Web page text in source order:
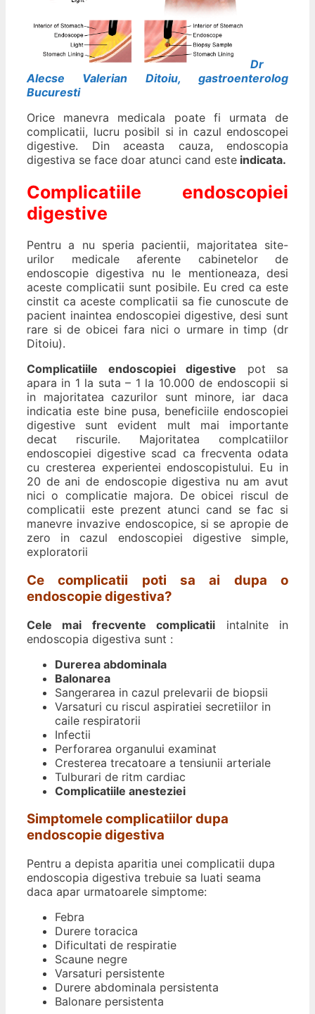
Dr
Alecse Valerian Ditoiu, gastroenterolog
Bucuresti
Orice manevra medicala poate fi urmata de
complicatii, lucru posibil si in cazul endoscopei
digestive. Din aceasta cauza, endoscopia
digestiva se face doar atunci cand este indicata.
Complicatiile endoscopiei
digestive
Pentru a nu speria pacientii, majoritatea site-
urilor medicale aferente cabinetelor de
endoscopie digestiva nu le mentioneaza, desi
aceste complicatii sunt posibile. Eu cred ca este
cinstit ca aceste complicatii sa fie cunoscute de
pacient inaintea endoscopiei digestive, desi sunt
rare si de obicei fara nici o urmare in timp (dr
Ditoiu).
Complicatiile endoscopiei digestive pot sa
apara in 1 la suta – 1 la 10.000 de endoscopii si
in majoritatea cazurilor sunt minore, iar daca
indicatia este bine pusa, beneficiile endoscopiei
digestive sunt evident mult mai importante
decat riscurile. Majoritatea complcatiilor
endoscopiei digestive scad ca frecventa odata
cu cresterea experientei endoscopistului. Eu in
20 de ani de endoscopie digestiva nu am avut
nici o complicatie majora. De obicei riscul de
complicatii este prezent atunci cand se fac si
manevre invazive endoscopice, si se apropie de
zero in cazul endoscopiei digestive simple,
exploratorii
Ce complicatii poti sa ai dupa o
endoscopie digestiva?
Cele mai frecvente complicatii intalnite in
endoscopia digestiva sunt :
Durerea abdominala
Balonarea
Sangerarea in cazul prelevarii de biopsii
Varsaturi cu riscul aspiratiei secretiilor in
caile respiratorii
Infectii
Perforarea organului examinat
Cresterea trecatoare a tensiunii arteriale
Tulburari de ritm cardiac
Complicatiile anesteziei
Simptomele complicatiilor dupa
endoscopie digestiva
Pentru a depista aparitia unei complicatii dupa
endoscopia digestiva trebuie sa luati seama
daca apar urmatoarele simptome:
Febra
Durere toracica
Dificultati de respiratie
Scaune negre
Varsaturi persistente
Durere abdominala persistenta
Balonare persistenta